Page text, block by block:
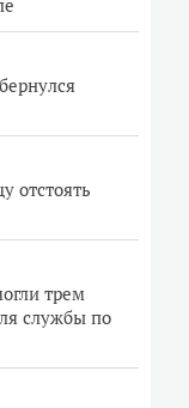
отстоять
трем
службы по